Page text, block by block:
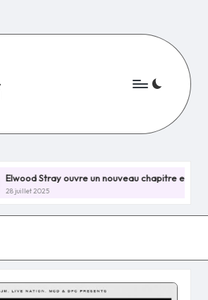
Stray ouvre un nouveau chapitre explosif avec